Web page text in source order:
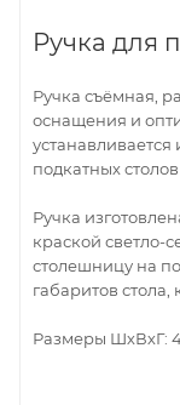
Ручка для
Ручка съёмная,
оснащения и
подкатных
Ручка
краской светло-
столешницу на
габаритов стола,
Размеры ШхВхГ: